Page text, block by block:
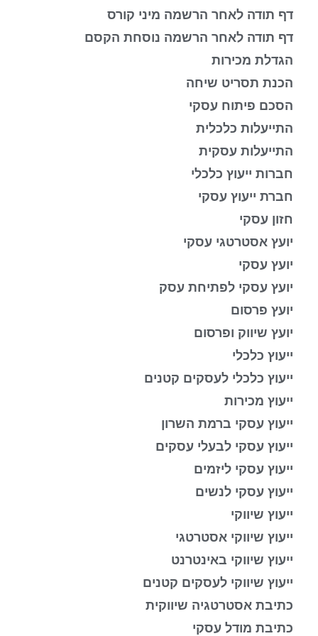
דף תודה לאחר הרשמה מיני קורס
דף תודה לאחר הרשמה נוסחת הקסם
הגדלת מכירות
הכנת תסריט שיחה
הסכם פיתוח עסקי
התייעלות כלכלית
התייעלות עסקית
חברות ייעוץ כלכלי
חברת ייעוץ עסקי
חזון עסקי
יועץ אסטרטגי עסקי
יועץ עסקי
יועץ עסקי לפתיחת עסק
יועץ פרסום
יועץ שיווק ופרסום
ייעוץ כלכלי
ייעוץ כלכלי לעסקים קטנים
ייעוץ מכירות
ייעוץ עסקי ברמת השרון
ייעוץ עסקי לבעלי עסקים
ייעוץ עסקי ליזמים
ייעוץ עסקי לנשים
ייעוץ שיווקי
ייעוץ שיווקי אסטרטגי
ייעוץ שיווקי באינטרנט
ייעוץ שיווקי לעסקים קטנים
כתיבת אסטרטגיה שיווקית
כתיבת מודל עסקי